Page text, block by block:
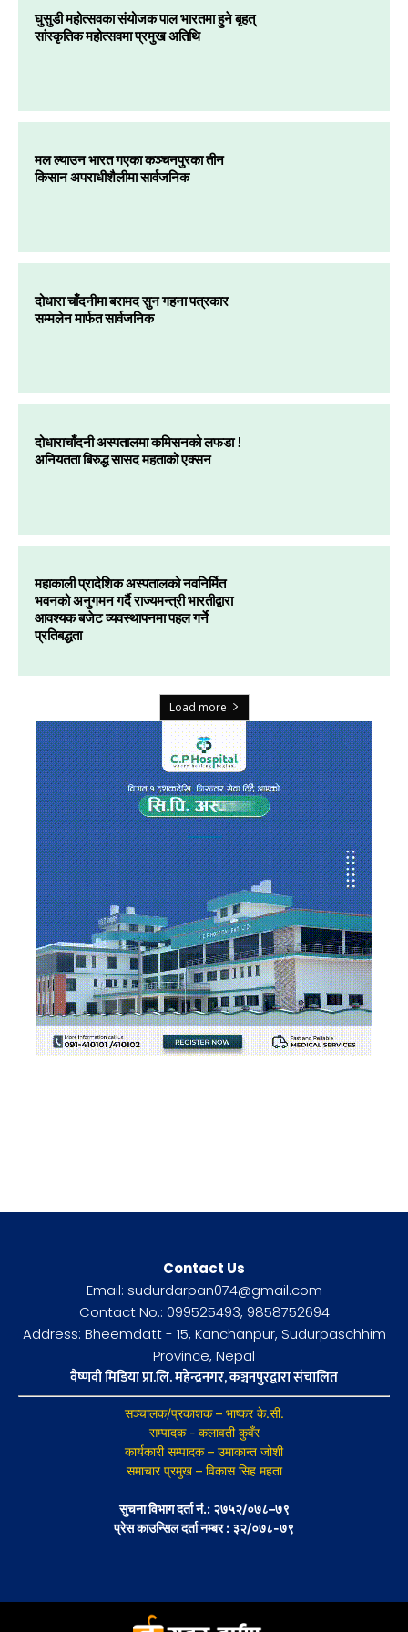
घुसुडी महोत्सवका संयोजक पाल भारतमा हुने बृहत्
सांस्कृतिक महोत्सवमा प्रमुख अतिथि
मल ल्याउन भारत गएका कञ्चनपुरका तीन
किसान अपराधीशैलीमा सार्वजनिक
दोधारा चाँदनीमा बरामद सुन गहना पत्रकार
सम्मलेन मार्फत सार्वजनिक
दोधाराचाँदनी अस्पतालमा कमिसनको लफडा !
अनियतता बिरुद्ध सासद महताको एक्सन
महाकाली प्रादेशिक अस्पतालको नवनिर्मित
भवनको अनुगमन गर्दै राज्यमन्त्री भारतीद्वारा
आवश्यक बजेट व्यवस्थापनमा पहल गर्ने
प्रतिबद्धता
Load more
Contact Us
Email: sudurdarpan074@gmail.com
Contact No.: 099525493, 9858752694
Address: Bheemdatt - 15, Kanchanpur, Sudurpaschhim
Province, Nepal
वैष्णवी मिडिया प्रा.लि. महेन्द्रनगर, कञ्चनपुरद्वारा संचालित
सञ्चालक/प्रकाशक – भाष्कर के.सी.
सम्पादक - कलावती कुवँर
कार्यकारी सम्पादक – उमाकान्त जोशी
समाचार प्रमुख – विकास सिह महता
सुचना विभाग दर्ता नं.: २७५२/०७८–७९
प्रेस काउन्सिल दर्ता नम्बर : ३२/०७८-७९